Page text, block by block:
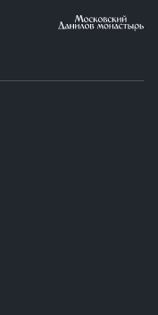
автомобиля,
запланированной
назначения
то Покупателю
въезда